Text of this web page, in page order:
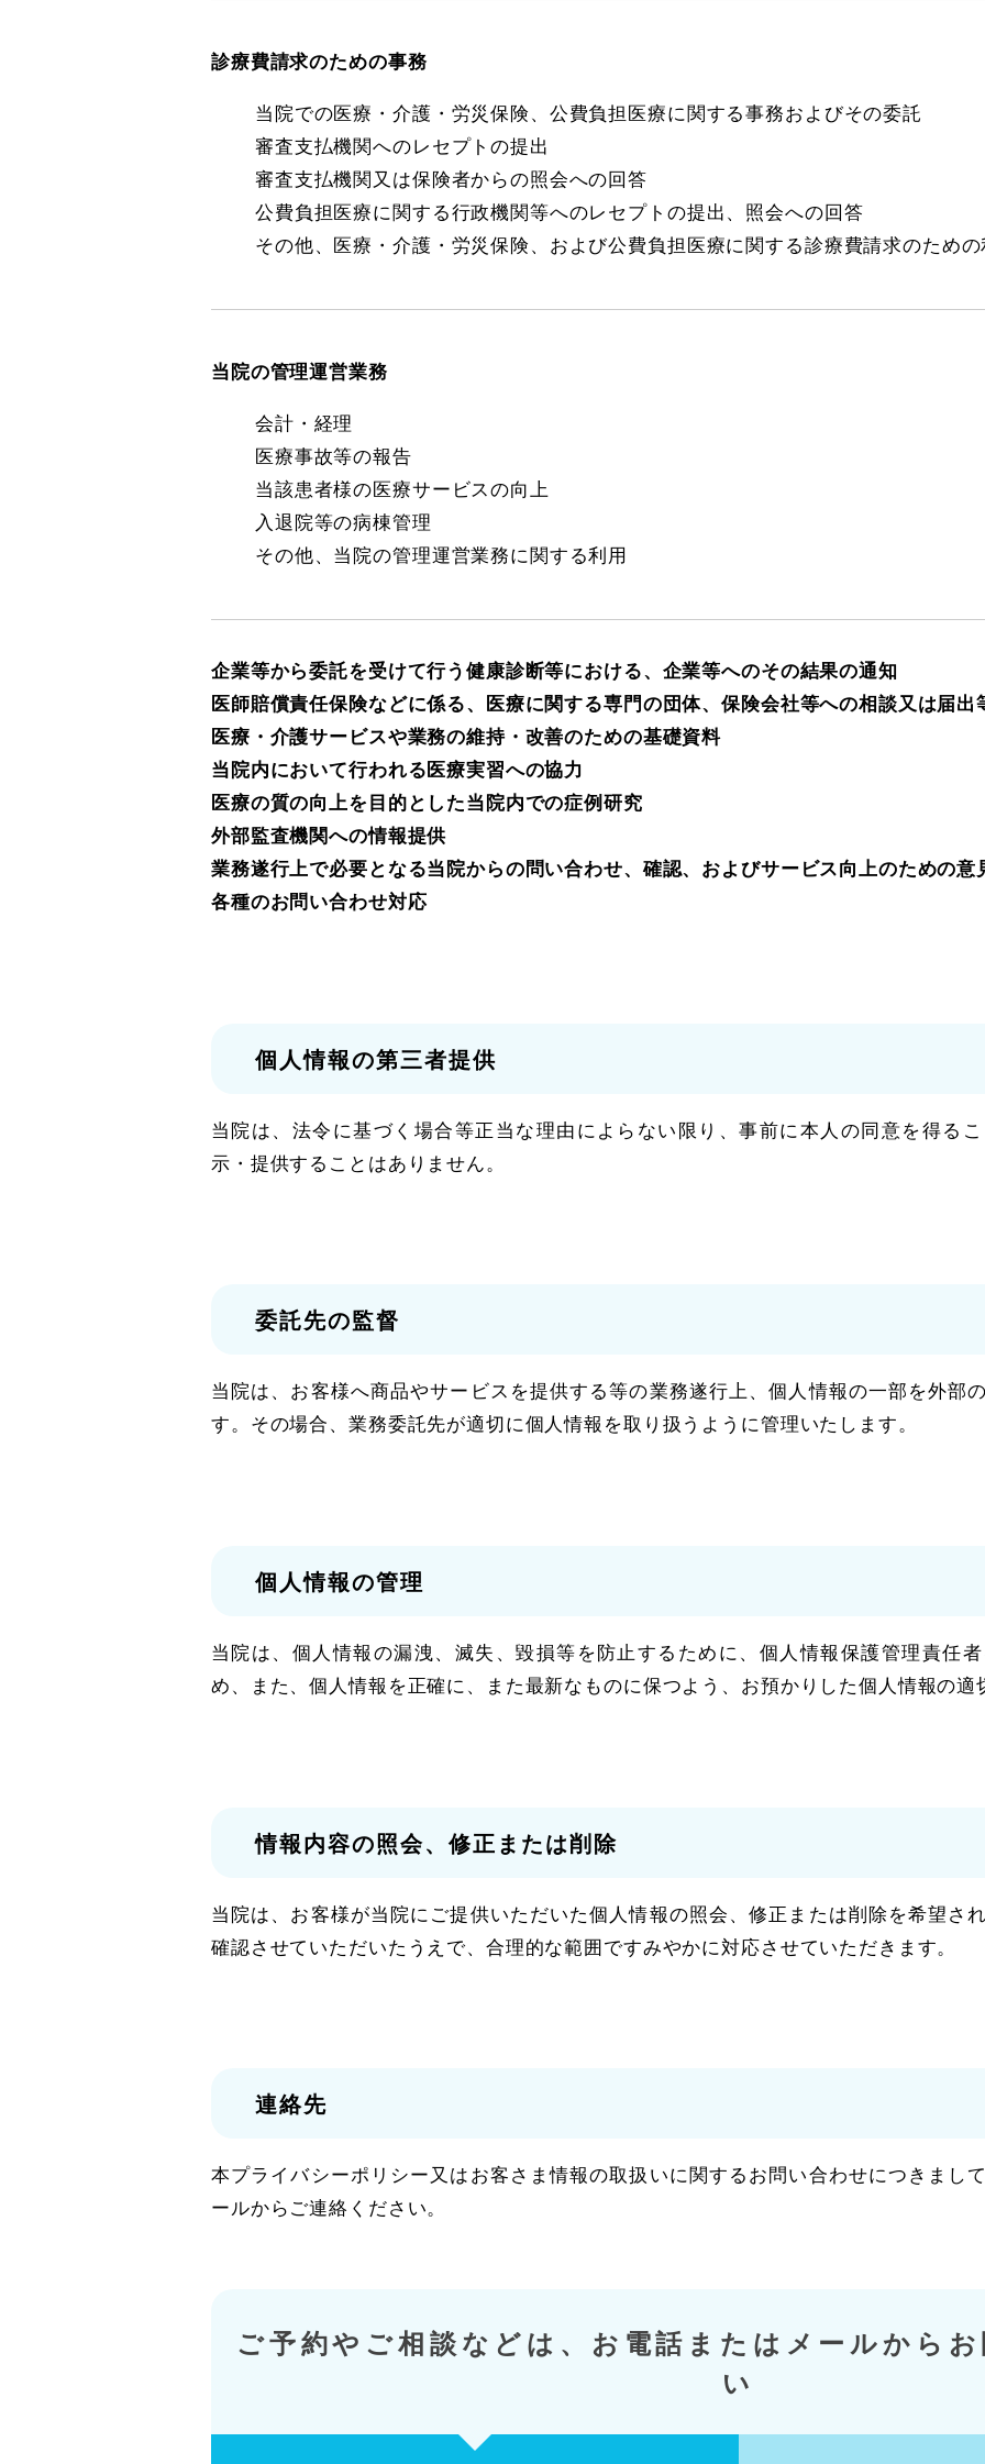
診療費請求のための事務
当院での医療・介護・労災保険、公費負担医療に関する事務およびその委託
審査支払機関へのレセプトの提出
審査支払機関又は保険者からの照会への回答
公費負担医療に関する行政機関等へのレセプトの提出、照会への回答
その他、医療・介護・労災保険、および公費負担医療に関する診療費請求のため
当院の管理運営業務
会計・経理
医療事故等の報告
当該患者様の医療サービスの向上
入退院等の病棟管理
その他、当院の管理運営業務に関する利用
企業等から委託を受けて行う健康診断等における、企業等へのその結果の通知
医師賠償責任保険などに係る、医療に関する専門の団体、保険会社等への相談又は届出
医療・介護サービスや業務の維持・改善のための基礎資料
当院内において行われる医療実習への協力
医療の質の向上を目的とした当院内での症例研究
外部監査機関への情報提供
業務遂行上で必要となる当院からの問い合わせ、確認、およびサービス向上のための意
各種のお問い合わせ対応
個人情報の第三者提供
当院は、法令に基づく場合等正当な理由によらない限り、事前に本人の同意を得る
示・提供することはありません。
委託先の監督
当院は、お客様へ商品やサービスを提供する等の業務遂行上、個人情報の一部を外部
す。その場合、業務委託先が適切に個人情報を取り扱うように管理いたします。
個人情報の管理
当院は、個人情報の漏洩、滅失、毀損等を防止するために、個人情報保護管理責任
め、また、個人情報を正確に、また最新なものに保つよう、お預かりした個人情報の
情報内容の照会、修正または削除
当院は、お客様が当院にご提供いただいた個人情報の照会、修正または削除を希望さ
確認させていただいたうえで、合理的な範囲ですみやかに対応させていただきます。
連絡先
本プライバシーポリシー又はお客さま情報の取扱いに関するお問い合わせにつきまし
ールからご連絡ください。
ご予約やご相談などは、お電話またはメールから
い